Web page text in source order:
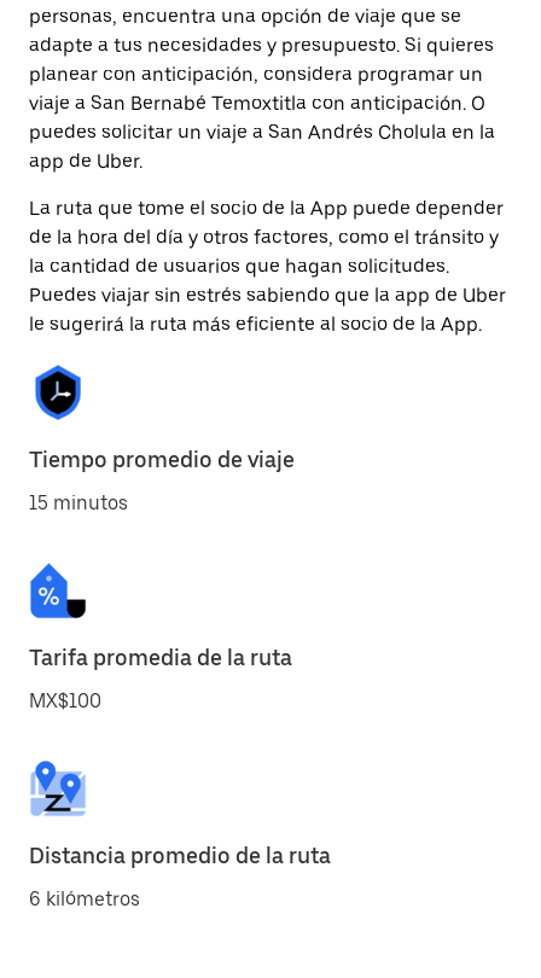
personas, encuentra una opción de viaje que se
adapte a tus necesidades y presupuesto. Si quieres
planear con anticipación, considera programar un
viaje a San Bernabé Temoxtitla con anticipación. O
puedes solicitar un viaje a San Andrés Cholula en la
app de Uber.
La ruta que tome el socio de la App puede depender
de la hora del día y otros factores, como el tránsito y
la cantidad de usuarios que hagan solicitudes.
Puedes viajar sin estrés sabiendo que la app de Uber
le sugerirá la ruta más eficiente al socio de la App.
Tiempo promedio de viaje
15 minutos
Tarifa promedia de la ruta
MX$100
Distancia promedio de la ruta
6 kilómetros